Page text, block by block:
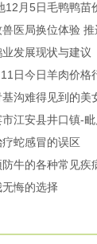
12月5日毛鸭鸭苗
发展现状与建议
日今日羊肉价格
江安县井口镇-
蛇感冒的误区
牛的各种常见疾
悔的选择